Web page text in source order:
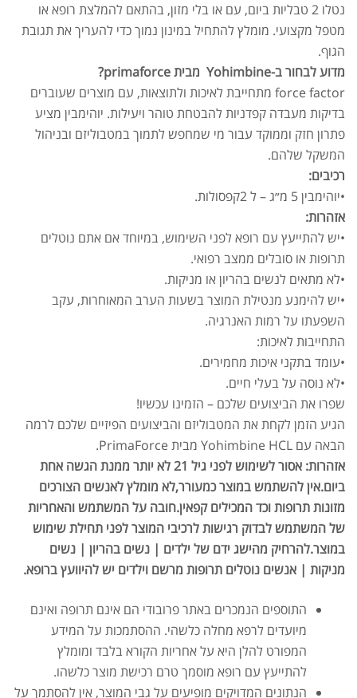
נטלו 2 טבליות ביום, עם או בלי מזון, בהתאם להמלצת רופא או
מטפל מקצועי. מומלץ להתחיל במינון נמוך כדי להעריך את תגובת
הגוף.
מדוע לבחור ב-Yohimbine מבית primaforce?
force factor מתחייבת לאיכות ולתוצאות, עם מוצרים שעוברים
בדיקות מעבדה קפדניות להבטחת טוהר ויעילות. יוהימבין מציע
פתרון חזק וממוקד עבור מי שמחפש לתמוך במטבוליזם ובניהול
המשקל שלהם.
רכיבים:
•יוהימבין 5 מ״ג – ל 2קפסולות.
אזהרות:
•יש להתייעץ עם רופא לפני השימוש, במיוחד אם אתם נוטלים
תרופות או סובלים ממצב רפואי.
•לא מתאים לנשים בהריון או מניקות.
•יש להימנע מנטילת המוצר בשעות הערב המאוחרות, עקב
השפעתו על רמות האנרגיה.
התחייבות לאיכות:
•עומד בתקני איכות מחמירים.
•לא נוסה על בעלי חיים.
שפרו את הביצועים שלכם – הזמינו עכשיו!
הגיע הזמן לקחת את המטבוליזם והביצועים הפיזיים שלכם לרמה
הבאה עם Yohimbine HCL מבית PrimaForce.
אזהרות: אסור לשימוש לפני גיל 21 לא יותר ממנת הגשה אחת
ביום.אין להשתמש במוצר כמעורר,לא מומלץ לאנשים הצורכים
מזונות תרופות וכד המכילים קפאין.חובה על המשתמש והאחריות
של המשתמש לבדוק רגישות לרכיבי המוצר לפני תחילת שימוש
במוצר.להרחיק מהישג ידם של ילדים | נשים בהריון | נשים
מניקות | אנשים נוטלים תרופות מרשם וילדים יש להיוועץ ברופא.
התוספים הנמכרים באתר פרובודי הם אינם תרופה ואינם
מיועדים לרפא מחלה כלשהי. ההסתמכות על המידע
המפורט להלן היא על אחריות הקורא בלבד ומומלץ
להתייעץ עם רופא מוסמך טרם רכישת מוצר כלשהו.
הנתונים המדויקים מופיעים על גבי המוצר, אין להסתמך על
אבקת חלבון כשרה ₪320.00
₪239.00
שייקר מקצועי פרובודי לחלבון או גיינר
40.00
₪20.00